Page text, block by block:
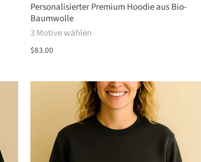
Personalisierter Premium Hoodie aus Bio-
Baumwolle
3 Motive wählen
$83.00